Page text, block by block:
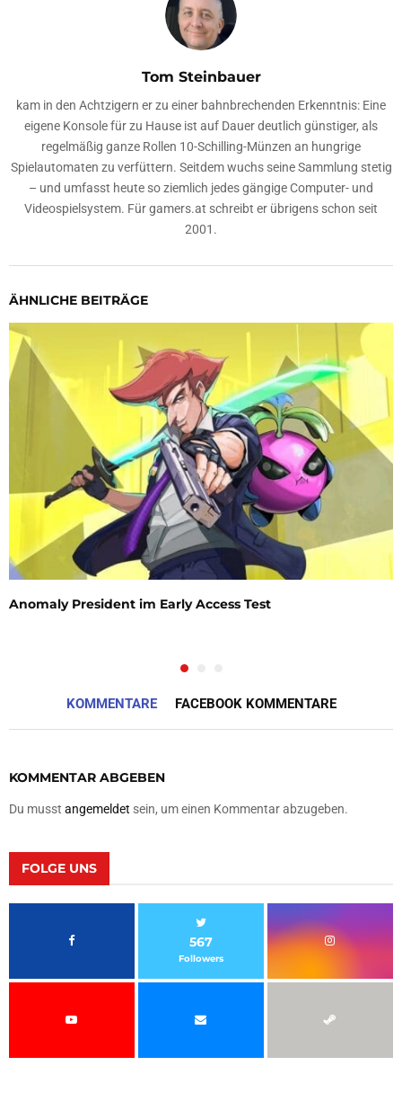
Tom Steinbauer
kam in den Achtzigern er zu einer bahnbrechenden Erkenntnis: Eine
eigene Konsole für zu Hause ist auf Dauer deutlich günstiger, als
regelmäßig ganze Rollen 10-Schilling-Münzen an hungrige
Spielautomaten zu verfüttern. Seitdem wuchs seine Sammlung stetig
– und umfasst heute so ziemlich jedes gängige Computer- und
Videospielsystem. Für gamers.at schreibt er übrigens schon seit
2001.
ÄHNLICHE BEITRÄGE
Anomaly President im Early Access Test
KOMMENTARE FACEBOOK KOMMENTARE
KOMMENTAR ABGEBEN
Du musst angemeldet sein, um einen Kommentar abzugeben.
FOLGE UNS
567
Followers